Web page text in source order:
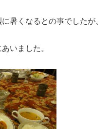
暑くなるとの事でしたが、
いました。